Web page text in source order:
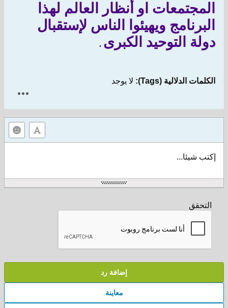
المجتمعات او أنظار العالم لهذا
البرنامج ويهيئوا الناس لإستقبال
دولة التوحيد الكبرى .
الكلمات الدلالية (Tags): لا يوجد
إكتب شيئا...
التحقق
إضافة رد
معاينة